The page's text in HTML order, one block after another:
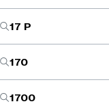
17 P
170
1700